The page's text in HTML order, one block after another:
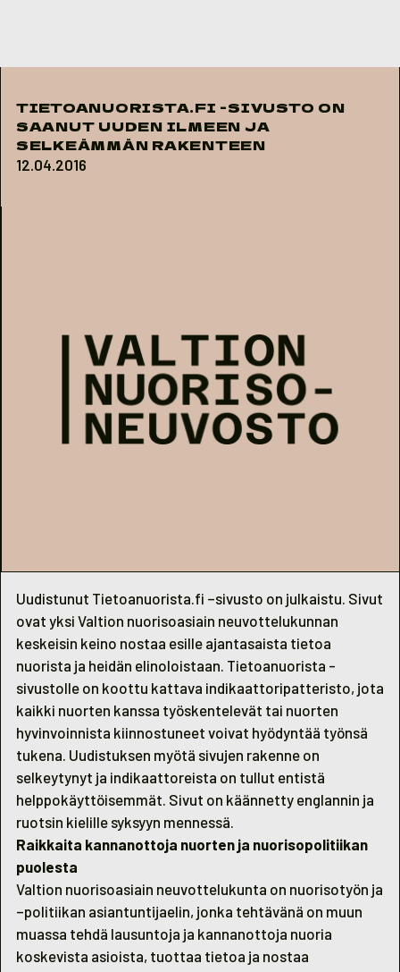
TIETOANUORISTA.FI -SIVUSTO ON
SAANUT UUDEN ILMEEN JA
SELKEÄMMÄN RAKENTEEN
12.04.2016
Uudistunut Tietoanuorista.fi –sivusto on julkaistu. Sivut
ovat yksi Valtion nuorisoasiain neuvottelukunnan
keskeisin keino nostaa esille ajantasaista tietoa
nuorista ja heidän elinoloistaan. Tietoanuorista -
sivustolle on koottu kattava indikaattoripatteristo, jota
kaikki nuorten kanssa työskentelevät tai nuorten
hyvinvoinnista kiinnostuneet voivat hyödyntää työnsä
tukena. Uudistuksen myötä sivujen rakenne on
selkeytynyt ja indikaattoreista on tullut entistä
helppokäyttöisemmät. Sivut on käännetty englannin ja
ruotsin kielille syksyyn mennessä.
Raikkaita kannanottoja nuorten ja nuorisopolitiikan
puolesta
Valtion nuorisoasiain neuvottelukunta on nuorisotyön ja
–politiikan asiantuntijaelin, jonka tehtävänä on muun
muassa tehdä lausuntoja ja kannanottoja nuoria
koskevista asioista, tuottaa tietoa ja nostaa